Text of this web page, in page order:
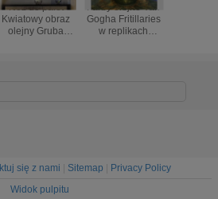
Nóż do palet
Kwiatowy obraz
olejny Gruba
Farby olejne Van
Gogha Fritillaries
w replikach
się z nami Sitemap
Privacy Policy
Widok pulpitu